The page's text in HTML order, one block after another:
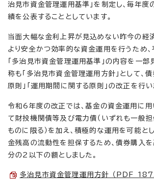
治見市資金管理運用基準」を制定し、毎年度
績を公表することとしています。
当面大幅な金利上昇が見込めない昨今の経
より安全かつ効率的な資金運用を行うため
「多治見市資金管理運用基準」の内容を一部
称も「多治見市資金管理運用方針」として、
原則」「運用期間に関する原則」の改正を行い
令和6年度の改正では、基金の資金運用に用
て財投機関債等及び電力債（いずれも一般
ものに限る）を加え、積極的な運用を可能と
金残高の流動性を担保するため、債券購入
分の2以下の額としました。
多治見市資金管理運用方針 （PDF